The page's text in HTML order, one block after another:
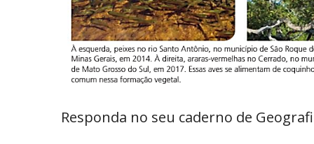
Responda no seu caderno de